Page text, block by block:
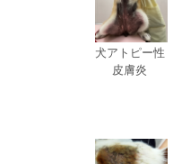
犬アトピー性
皮膚炎